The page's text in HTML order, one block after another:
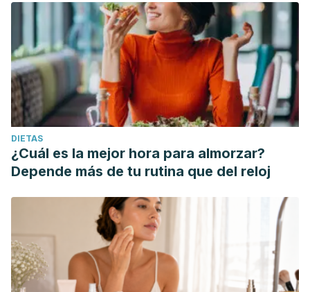
DIETAS
¿Cuál es la mejor hora para almorzar?
Depende más de tu rutina que del reloj